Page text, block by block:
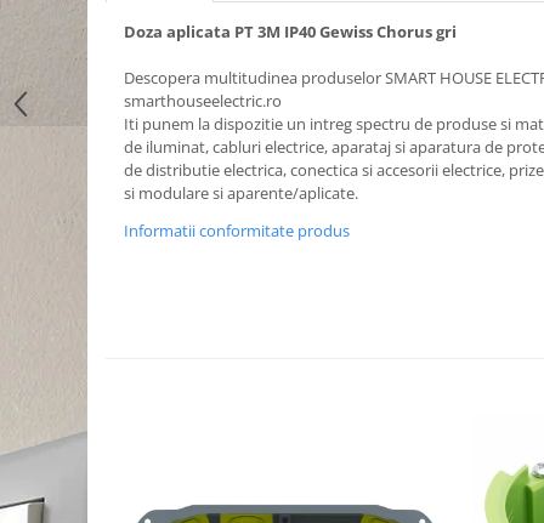
Doza aplicata PT 3M IP40 Gewiss Chorus gri
Descopera multitudinea produselor SMART HOUSE
smarthouseelectric.ro
Iti punem la dispozitie un intreg spectru de produse si
de iluminat, cabluri electrice, aparataj si aparatura de
de distributie electrica, conectica si accesorii electrice,
si modulare si aparente/aplicate.
Informatii conformitate produs